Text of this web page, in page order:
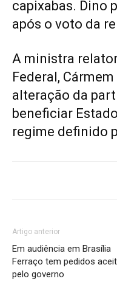
capixabas. Dino
após o voto da
A ministra
Federal,
alteração da
beneficiar
regime definido
Artigo anterior
Em audiência em Brasília
Ferraço tem pedidos
pelo governo